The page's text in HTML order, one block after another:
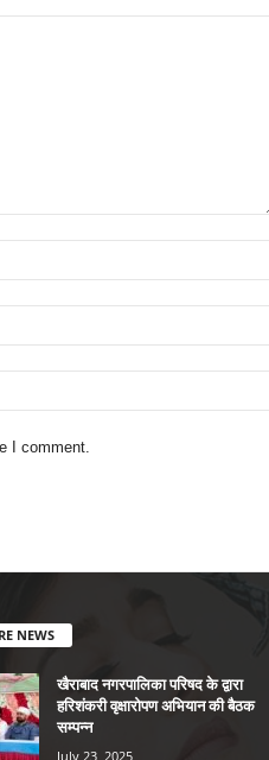
I comment.
NEWS
खैराबाद नगरपालिका परिषद के द्वारा
हरिशंकरी वृक्षारोपण अभियान की बैठक
सम्पन्न
July 23, 2025